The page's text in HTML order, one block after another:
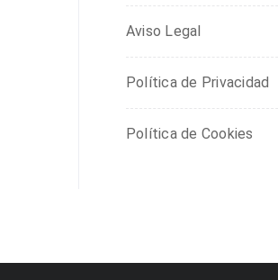
Aviso Legal
Política de Privacidad
Política de Cookies